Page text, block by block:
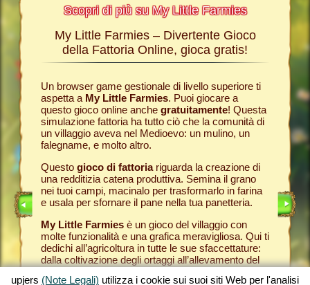
Scopri di più su My Little Farmies
Nelle
nostro
sui
My Little Farmies – Divertente Gioco
della Fattoria Online, gioca gratis!
Un browser game gestionale di livello superiore ti
aspetta a My Little Farmies. Puoi giocare a
questo gioco online anche gratuitamente! Questa
simulazione fattoria ha tutto ciò che la comunità di
un villaggio aveva nel Medioevo: un mulino, un
falegname, e molto altro.
Questo gioco di fattoriariguarda la creazione di
una redditizia catena produttiva. Semina il grano
nei tuoi campi, macinalo per trasformarlo in farina
e usala per sfornare il pane nella tua panetteria.
My Little Farmiesè un gioco del villaggio con
molte funzionalità e una grafica meravigliosa. Qui ti
dedichi all’agricoltura in tutte le sue sfaccettature:
dalla coltivazione degli ortaggi all’allevamento del
Tutto
nella
Per
nella
Come
ti
che
gran
creato
My
gioco
upjers (Note Legali) utilizza i cookie sui suoi siti Web per l'analisi